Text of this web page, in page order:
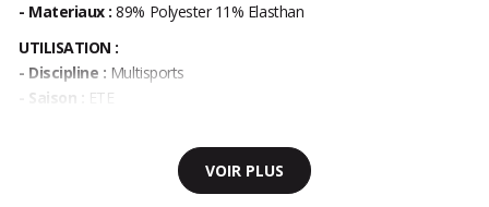
- Materiaux : 89% Polyester 11% Elasthan
UTILISATION :
- Discipline : Multisports
- Saison :
ETE
VOIR PLUS